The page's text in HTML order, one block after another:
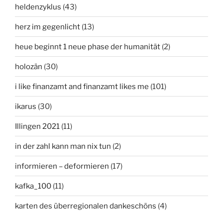
heldenzyklus (43)
herz im gegenlicht (13)
heue beginnt 1 neue phase der humanität (2)
holozän (30)
i like finanzamt and finanzamt likes me (101)
ikarus (30)
Illingen 2021 (11)
in der zahl kann man nix tun (2)
informieren – deformieren (17)
kafka_100 (11)
karten des überregionalen dankeschöns (4)